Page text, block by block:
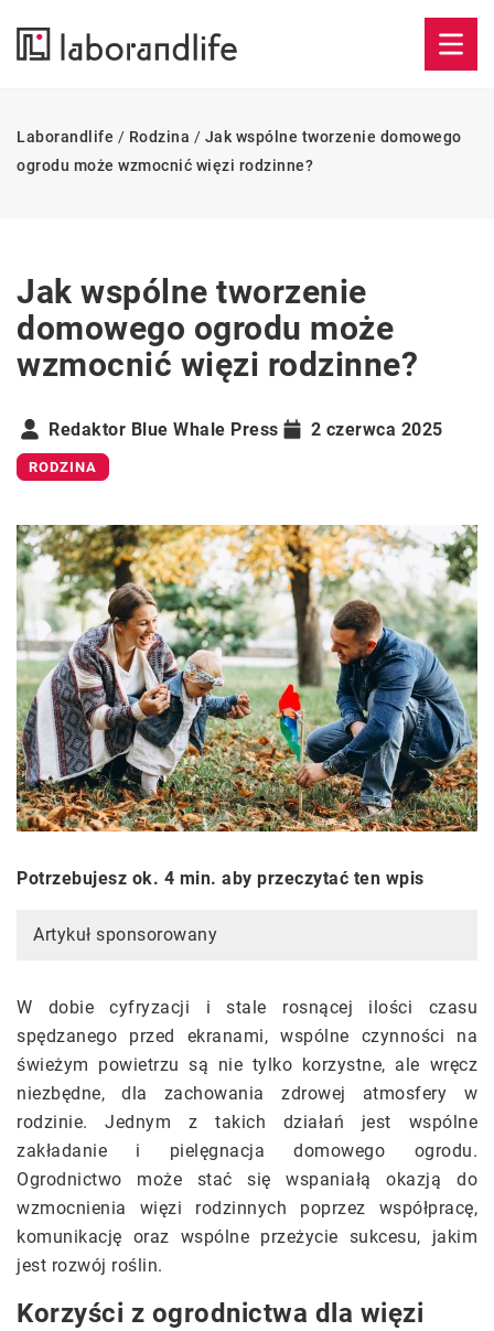
Laborandlife / Rodzina / Jak wspólne tworzenie domowego
ogrodu może wzmocnić więzi rodzinne?
Jak wspólne tworzenie
domowego ogrodu może
wzmocnić więzi rodzinne?
Redaktor Blue Whale Press 2 czerwca 2025
RODZINA
Potrzebujesz ok. 4 min. aby przeczytać ten wpis
Artykuł sponsorowany
W dobie cyfryzacji i stale rosnącej ilości czasu
spędzanego przed ekranami, wspólne czynności na
świeżym powietrzu są nie tylko korzystne, ale wręcz
niezbędne, dla zachowania zdrowej atmosfery w
rodzinie. Jednym z takich działań jest wspólne
zakładanie i pielęgnacja domowego ogrodu.
Ogrodnictwo może stać się wspaniałą okazją do
wzmocnienia więzi rodzinnych poprzez współpracę,
komunikację oraz wspólne przeżycie sukcesu, jakim
jest rozwój roślin.
Korzyści z ogrodnictwa dla więzi